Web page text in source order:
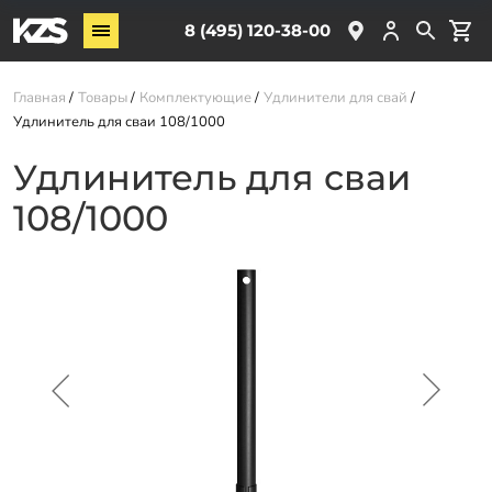
8 (495) 120-38-00
Винтовые сваи
ЖБ сваи
Обвязка свай
Услуги
Контакты
Главная Товары Комплектующие
Удлинители для свай
Удлинитель для сваи 108/1000
Удлинитель для сваи
108/1000